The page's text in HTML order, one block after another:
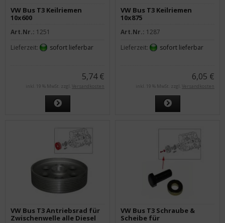
VW Bus T3 Keilriemen
10x600
Art.Nr.: 1251
Lieferzeit:
sofort lieferbar
5,74 €
inkl. 19 % MwSt. zzgl. Versandkosten
VW Bus T3 Keilriemen
10x875
Art.Nr.: 1287
Lieferzeit:
sofort lieferbar
6,05 €
inkl. 19 % MwSt. zzgl. Versandkosten
VW Bus T3 Antriebsrad für
Zwischenwelle alle Diesel
VW Bus T3 Schraube &
Scheibe für